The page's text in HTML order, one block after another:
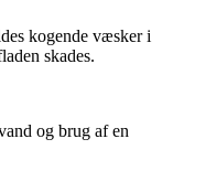
kogende væsker i
skades.
og brug af en